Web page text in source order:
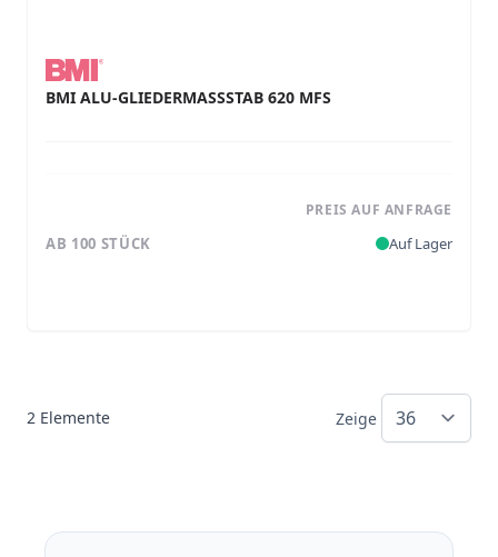
BMI ALU-GLIEDERMASSSTAB 620 MFS
PREIS AUF ANFRAGE
AB 100 STÜCK Auf Lager
2 Elemente Zeige